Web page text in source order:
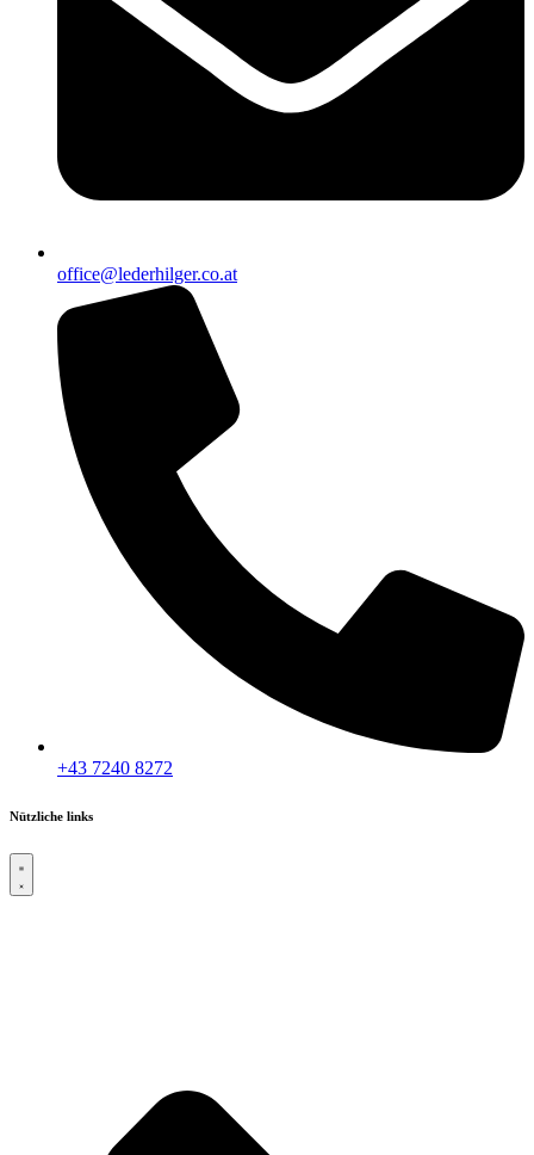
office@lederhilger.co.at
+43 7240 8272
Nützliche links